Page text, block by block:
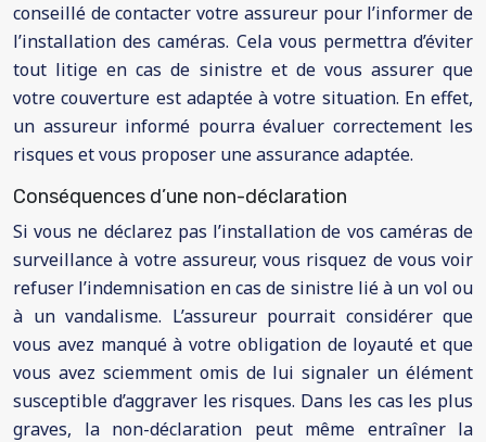
conseillé de contacter votre assureur pour l’informer de
l’installation des caméras. Cela vous permettra d’éviter
tout litige en cas de sinistre et de vous assurer que
votre couverture est adaptée à votre situation. En effet,
un assureur informé pourra évaluer correctement les
risques et vous proposer une assurance adaptée.
Conséquences d’une non-déclaration
Si vous ne déclarez pas l’installation de vos caméras de
surveillance à votre assureur, vous risquez de vous voir
refuser l’indemnisation en cas de sinistre lié à un vol ou
à un vandalisme. L’assureur pourrait considérer que
vous avez manqué à votre obligation de loyauté et que
vous avez sciemment omis de lui signaler un élément
susceptible d’aggraver les risques. Dans les cas les plus
graves, la non-déclaration peut même entraîner la